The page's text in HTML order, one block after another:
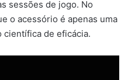
sessões de jogo. No
o acessório é apenas uma
científica de eficácia.